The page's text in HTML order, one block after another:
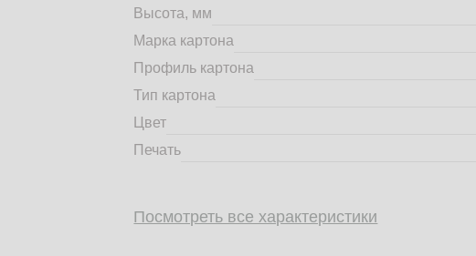
Высота, мм
Марка картона
Профиль картона
Тип картона
Цвет
Печать
Посмотреть все характеристики